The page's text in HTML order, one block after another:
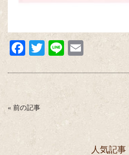
Fa
bo
T
tte
Li
ail
« 前の記事
人気記事